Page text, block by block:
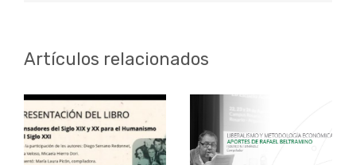
Artículos relacionados